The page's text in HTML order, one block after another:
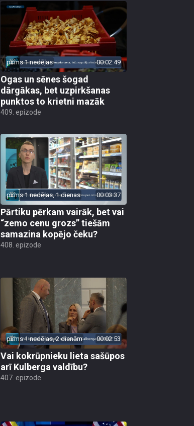
pirms 1 nedēļas 00:02:49
Ogas un sēnes šogad
dārgākas, bet uzpirkšanas
punktos to krietni mazāk
409. epizode
pirms 1 nedēļas, 1 dienas 00:03:37
Pārtiku pērkam vairāk, bet vai
“zemo cenu grozs” tiešām
samazina kopējo čeku?
408. epizode
pirms 1 nedēļas, 2 dienām 00:02:53
Vai kokrūpnieku lieta sašūpos
arī Kulberga valdību?
407. epizode